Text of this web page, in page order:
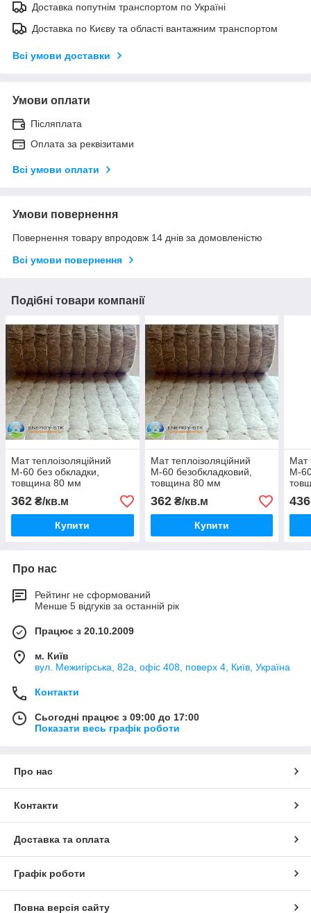
Доставка попутнім транспортом по Україні
Доставка по Києву та області вантажним транспортом
Всі умови доставки
Умови оплати
Післяплата
Оплата за реквізитами
Всі умови оплати
Умови повернення
Повернення товару впродовж 14 днів за домовленістю
Всі умови повернення
Подібні товари компанії
Мат теплоізоляційний
М-60 без обкладки,
товщина 80 мм
362 ₴/кв.м
Купити
Мат теплоізоляційний
М-60 безобкладковий,
товщина 80 мм
362₴/кв.м
Купити
Мат
М-
436
Про нас
Рейтинг не сформований
Менше 5 відгуків за останній рік
Працює з 20.10.2009
м. Київ
вул. Межигірська, 82а, офіс 408, поверх 4, Київ, Україна
Контакти
Сьогодні працює з 09:00 до 17:00
Показати весь графік роботи
Про нас
Контакти
Доставка та оплата
Графік роботи
Повна версія сайту